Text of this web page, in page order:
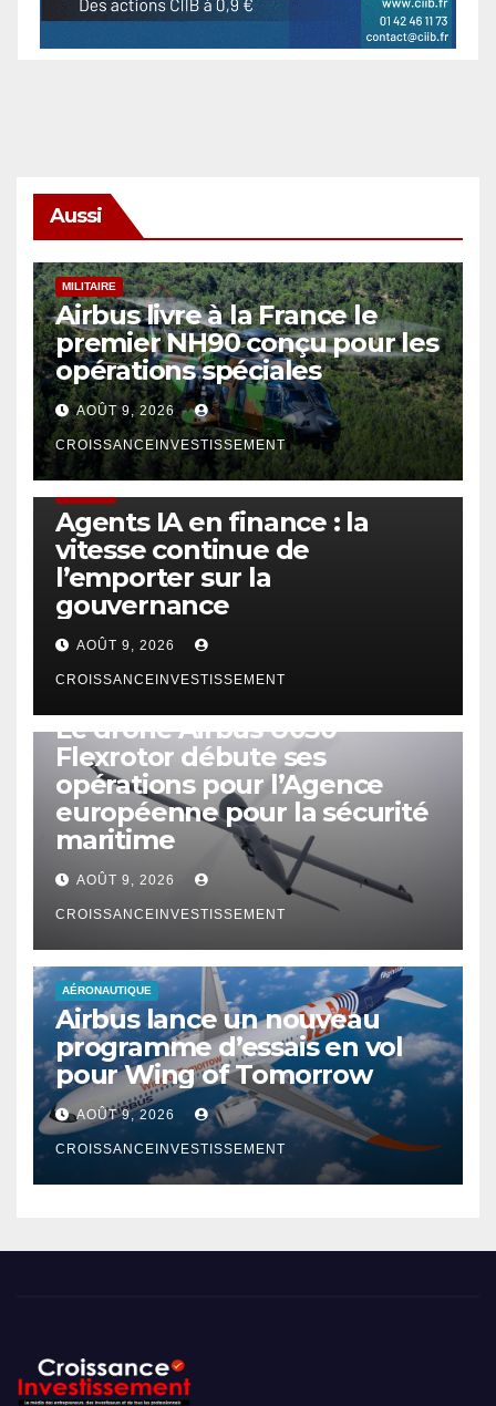
Aussi
MILITAIRE
Airbus livre à la France le
premier NH90 conçu pour les
opérations spéciales
AOÛT 9, 2026
CROISSANCEINVESTISSEMENT
Agents IA en finance : la
vitesse continue de
l’emporter sur la
gouvernance
AOÛT 9, 2026
CROISSANCEINVESTISSEMENT
Le drone Airbus U030
Flexrotor débute ses
opérations pour l’Agence
européenne pour la sécurité
maritime
AOÛT 9, 2026
CROISSANCEINVESTISSEMENT
AÉRONAUTIQUE
Airbus lance un nouveau
programme d’essais en vol
pour Wing of Tomorrow
AOÛT 9, 2026
CROISSANCEINVESTISSEMENT